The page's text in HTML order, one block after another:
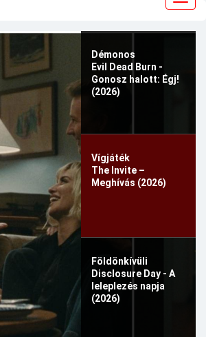
Démonos
Evil Dead Burn -
Gonosz halott: Égj!
(2026)
Vígjáték
The Invite –
Meghívás (2026)
Földönkívüli
Disclosure Day - A
leleplezés napja
(2026)